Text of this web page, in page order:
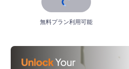
無料プラン利用可能